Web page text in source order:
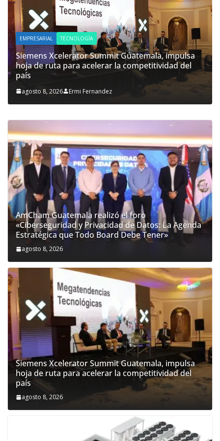
EMPRESARIAL TECNOLOGÍA
Siemens Xcelerator Summit Guatemala, impulsa
hoja de ruta para acelerar la competitividad del
país
agosto 8, 2026 Ermi Fernandez
AmCham Guatemala realizó el foro
«Ciberseguridad y Privacidad de Datos: La Agenda
Estratégica que Todo Board Debe Tener»
agosto 8, 2026
Siemens Xcelerator Summit Guatemala, impulsa
hoja de ruta para acelerar la competitividad del
país
agosto 8, 2026